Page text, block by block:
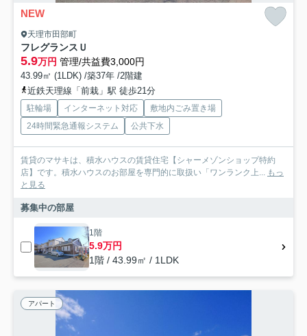
NEW
天理市田部町
フレグランスＵ
5.9万円 管理/共益費3,000円
43.99㎡ (1LDK) /築37年 /2階建
近鉄天理線「前栽」駅 徒歩21分
駐輪場 インターネット対応
敷地内ごみ置き場
24時間緊急通報システム
公共下水
賃貸のマサキは、積水ハウスの賃貸住宅【シャーメゾンショップ特約
店】です。積水ハウスのお部屋を専門的に取扱い「ワンランク上... もっ
と見る
募集中の部屋
1階
5.9万円
1階 / 43.99㎡ / 1LDK
アパート